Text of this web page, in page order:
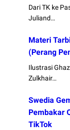
Dari TK ke
Juliand…
Materi
(Perang
Ilustrasi
Zulkhair…
Swedia
Pembakar
TikTok